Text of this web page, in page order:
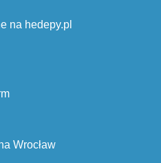
na hedepy.pl
Wrocław